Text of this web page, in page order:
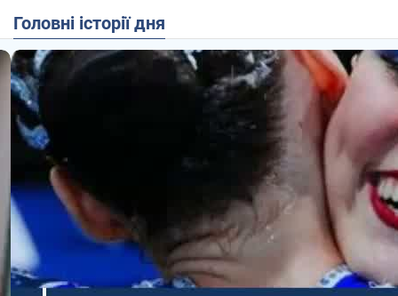
Головні історії дня